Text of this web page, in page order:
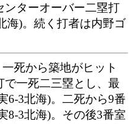
ンターオーバー二塁打
海)。続く打者は内野ゴ
死から築地がヒット
一死二三塁とし、最
6-3北海)。二死から9番
8-3北海)。その後3番室